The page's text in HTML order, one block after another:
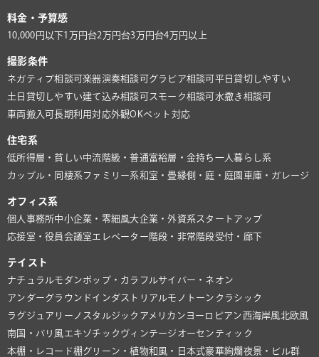
料金・予算感
10,000円以下1万円台2万円台3万円台4万円以上
撮影条件
ネガティブ相談可楽器演奏相談可 グラビア相談可 平日貸切しやすい
土日貸切しやすい建て込み相談可 スモーク相談可 水撒き相談可
車両搬入可長期利用対応外観OKペット対応
住宅系
低所得層・貧しい中流階級・普通富裕層・金持ち 一人暮らし系
カップル・同棲系ファミリー系和室・畳縁側・庭・庭園 車庫・ガレージ
オフィス系
個人事務所中小企業・零細風大企業・外資系スタートアップ
応接室・役員会議室 エレベーター 階段・非常階段受付・廊下
テイスト
ナチュラルモダンポップ・カラフルサイバー・ネオン
アンダーグラウンド インダストリアルモノトーン クラシック
ラグジュアリー ノスタルジック アメリカン ヨーロピアン 西海岸風北欧風
南国・バリ風 エキゾチック ヴィンテージ オーセンティック
本棚・レコード棚グリーン・植物和風・日本式豪華絢爛夜景・ビル群